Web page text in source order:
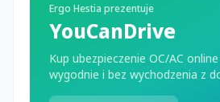
Ergo Hestia prezentuje
YouCanDrive
Kup ubezpieczenie OC/AC
wygodnie i bez wychodzenia z